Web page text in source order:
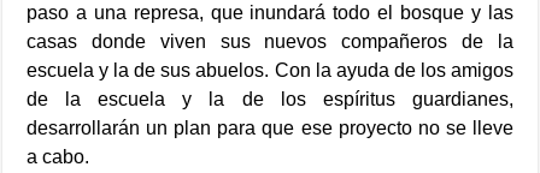
paso a una represa, que inundará todo el bosque y las
casas donde viven sus nuevos compañeros de la
escuela y la de sus abuelos. Con la ayuda de los amigos
de la escuela y la de los espíritus guardianes,
desarrollarán un plan para que ese proyecto no se lleve
a cabo.